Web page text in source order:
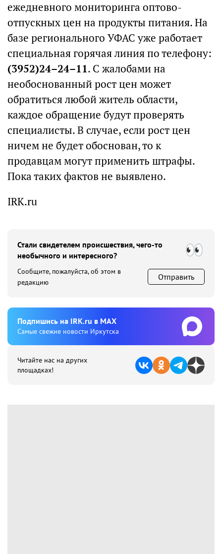
ежедневного мониторинга оптово-
отпускных цен на продукты питания. На
базе регионального УФАС уже работает
специальная горячая линия по телефону:
(3952)24–24–11. С жалобами на
необоснованный рост цен может
обратиться любой житель области,
каждое обращение будут проверять
специалисты. В случае, если рост цен
ничем не будет обоснован, то к
продавцам могут применить штрафы.
Пока таких фактов не выявлено.
IRK.ru
Стали свидетелем происшествия, чего-то
необычного и интересного?
Сообщите, пожалуйста, об этом в
редакцию
Отправить
Подпишиcь на IRK.ru в MAX
Cамые свежие новости Иркутска
Читайте нас на других
площадках!